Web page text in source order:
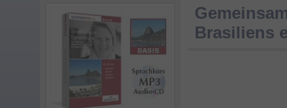
Brasiliens